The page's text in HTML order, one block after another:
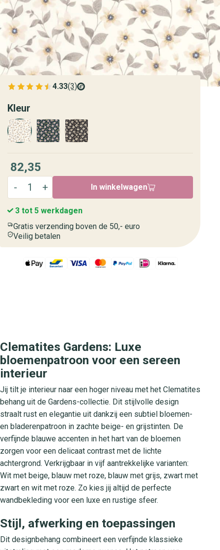
4.33(3)
Bekijk de verfplaza beoordelingen
Kleur
82,35
In winkelwagen
3 tot 5 werkdagen
Gratis verzending boven de 50,- euro
Veilig betalen
Clematites Gardens: Luxe
bloemenpatroon voor een sereen
interieur
Jij tilt je interieur naar een hoger niveau met het Clematites
behang uit de Gardens-collectie. Dit stijlvolle design
straalt rust en elegantie uit dankzij een subtiel bloemen-
en bladerenpatroon in zachte beige- en grijstinten. De
verfijnde blauwe accenten in het hart van de bloemen
zorgen voor een delicaat contrast met de lichte
achtergrond. Verkrijgbaar in vijf aantrekkelijke varianten:
Wit met beige, blauw met roze, blauw met grijs, zwart met
zwart en wit met roze. Zo kies jij altijd de perfecte
wandbekleding voor een luxe en rustige sfeer.
Stijl, afwerking en toepassingen
Dit designbehang combineert een verfijnde klassieke